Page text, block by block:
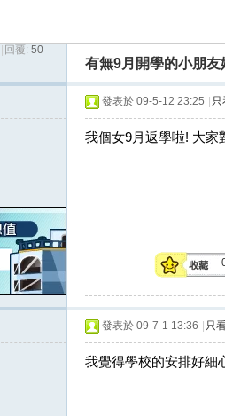
›
回覆: 50
有無9月開學的小朋友
發表於 09-5-12 23:25 只
我個女9月返學啦! 大家
發表於 09-7-1 13:36 只
我覺得學校的安排好細